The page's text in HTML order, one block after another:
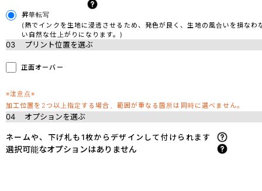
昇華転写
(熱でインクを生地に浸透させるため、発色が良く、生地の風合いを損なわ
い自然な仕上がりになります。)
03 プリント位置を選ぶ
正面オーバー
※注意点※
加工位置を2つ以上指定する場合、範囲が重なる箇所は同時に選べません。
04 オプションを選ぶ
ネームや、下げ札も1枚からデザインして付けられます
選択可能なオプションはありません